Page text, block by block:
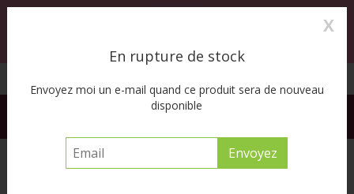
0
FREE SHIPPING ACROSS CANADA on orders of $55 or more
Accueil / Coconut Oil Moisture Gro Hairdress 5.25z
En rupture de stock
Envoyez moi un e-mail quand ce produit sera de nouveau
disponible
X